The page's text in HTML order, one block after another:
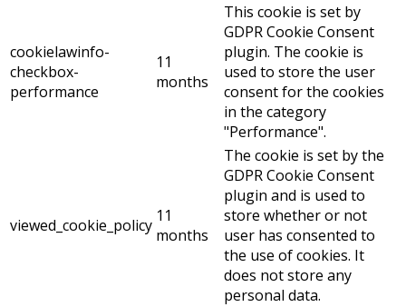
cookielawinfo-
checkbox-
performance
11
months
This cookie is set by
GDPR Cookie Consent
plugin. The cookie is
used to store the user
consent for the cookies
in the category
"Performance".
viewed_cookie_policy 11
months
The cookie is set by the
GDPR Cookie Consent
plugin and is used to
store whether or not
user has consented to
the use of cookies. It
does not store any
personal data.